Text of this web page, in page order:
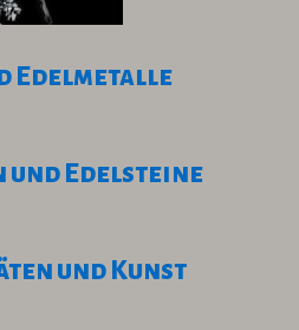
Edelmetalle
und Edelsteine
und Kunst